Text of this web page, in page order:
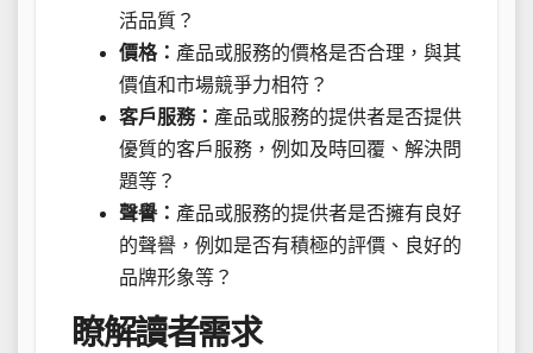
活品質？
價格： 產品或服務的價格是否合理，與其
價值和市場競爭力相符？
客戶服務： 產品或服務的提供者是否提供
優質的客戶服務，例如及時回覆、解決問
題等？
聲譽： 產品或服務的提供者是否擁有良好
的聲譽，例如是否有積極的評價、良好的
品牌形象等？
瞭解讀者需求